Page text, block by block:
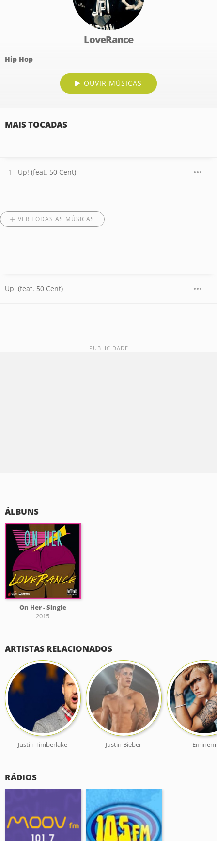
LoveRance
Hip Hop
OUVIR MÚSICAS
MAIS TOCADAS
Up! (feat. 50 Cent)
VER TODAS AS MÚSICAS
Up! (feat. 50 Cent)
ÁLBUNS
On Her - Single
2015
ARTISTAS RELACIONADOS
Justin Timberlake Justin Bieber Eminem
RÁDIOS